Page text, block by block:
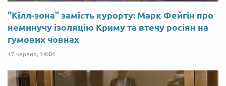
"Кілл-зона" замість курорту: Марк Фейгін про
неминучу ізоляцію Криму та втечу росіян на
гумових човнах
17 червня, 14:01